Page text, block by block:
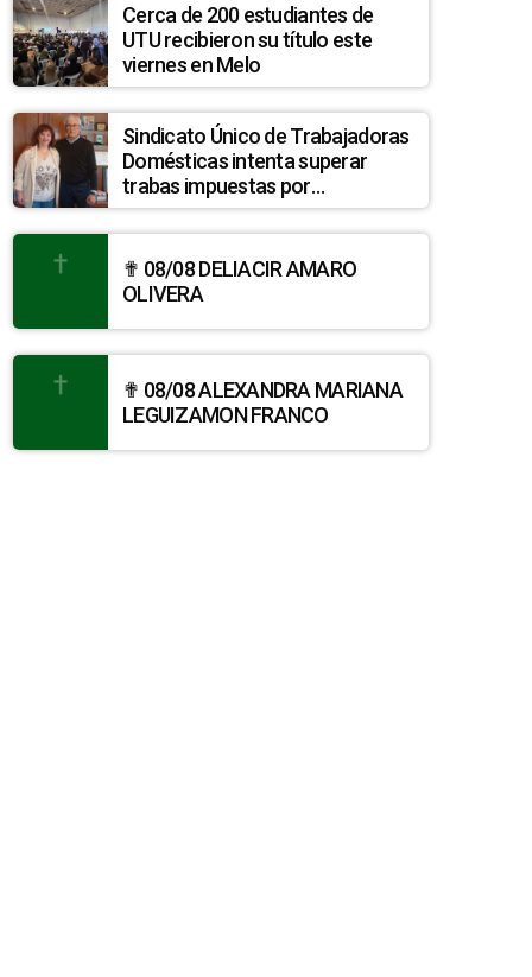
Cerca de 200 estudiantes de
UTU recibieron su título este
viernes en Melo
Sindicato Único de Trabajadoras
Domésticas intenta superar
trabas impuestas por
discrepancias entre INEFOP y el
Sistema Nacional de Cuidados
✟ 08/08 DELIACIR AMARO
OLIVERA
✟ 08/08 ALEXANDRA MARIANA
LEGUIZAMON FRANCO